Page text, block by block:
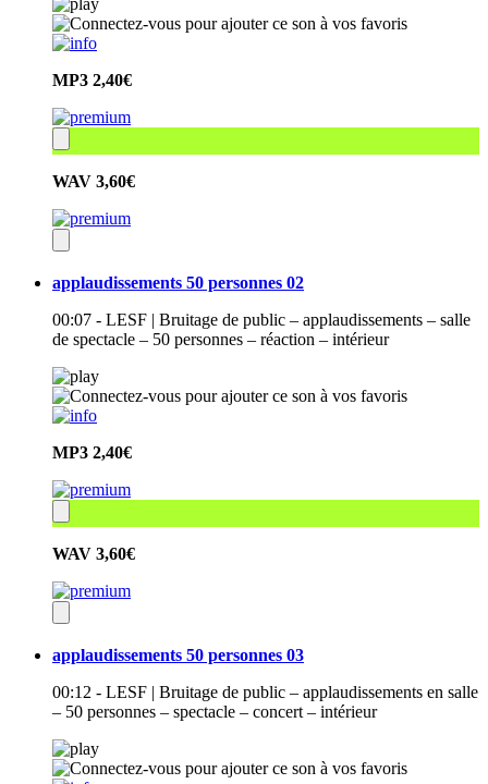
MP3 2,40€
WAV 3,60€
applaudissements 50 personnes 02
00:07 - LESF | Bruitage de public – applaudissements – salle
de spectacle – 50 personnes – réaction – intérieur
MP3 2,40€
WAV 3,60€
applaudissements 50 personnes 03
00:12 - LESF | Bruitage de public – applaudissements en salle
– 50 personnes – spectacle – concert – intérieur